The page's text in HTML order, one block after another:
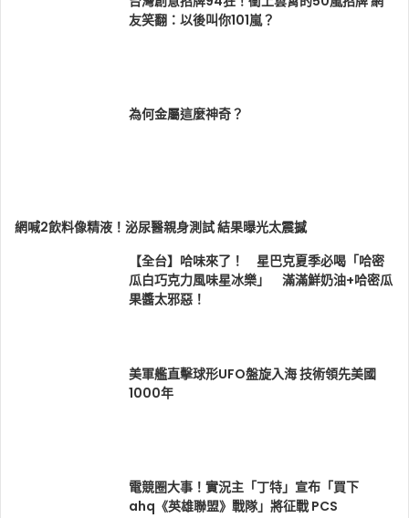
友笑翻：以後叫你101嵐？
為何金屬這麼神奇？
網喊2飲料像精液！泌尿醫親身測試 結果曝光太震撼
【全台】哈味來了！ 星巴克夏季必喝「哈密
瓜白巧克力風味星冰樂」 滿滿鮮奶油+哈密瓜
果醬太邪惡！
美軍艦直擊球形UFO盤旋入海 技術領先美國
1000年
電競圈大事！實況主「丁特」宣布「買下
ahq《英雄聯盟》戰隊」將征戰 PCS